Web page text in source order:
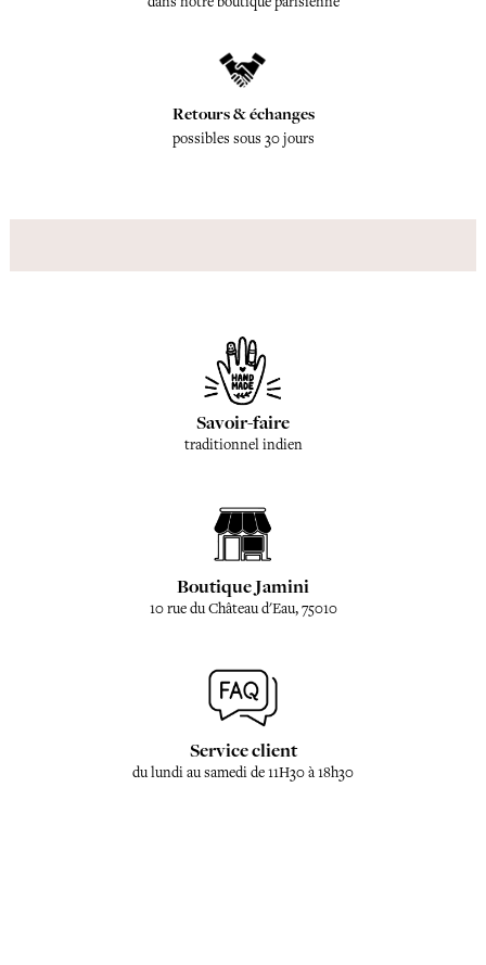
Retours & échanges
possibles sous 30 jours
Savoir-faire
traditionnel indien
Boutique Jamini
10 rue du Château d'Eau, 75010
Service client
du lundi au samedi de 11H30 à 18h30